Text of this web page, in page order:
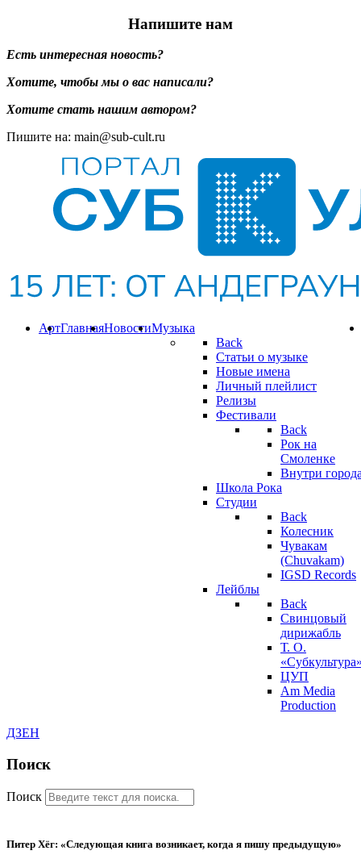
Напишите нам
Есть интересная новость?
Хотите, чтобы мы о вас написали?
Хотите стать нашим автором?
Пишите на: main@sub-cult.ru
Музыка
Back
Статьи о музыке
Новые имена
Личный плейлист
Релизы
Фестивали
Back
Рок на
Смоленке
Внутри
Школа Рока
Студии
Back
Колесник
Чувакам
(Chuvakam)
IGSD Records
Лейблы
Back
Свинцовый
дирижабль
Т. О.
ЦУП
Am Media
Production
Новости
Главная
Арт
ДЗЕН
Поиск
Поиск
Питер Хёг: «Следующая книга возникает, когда я пишу предыдущую»